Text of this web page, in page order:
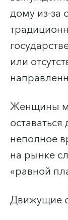
дому из-за
или
Женщины
неполное
на рынке
«равной
Движущие